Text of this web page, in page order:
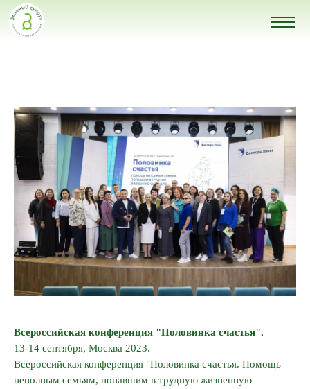
Всероссийская конференция "Половинка счастья".
13-14 сентября, Москва 2023.
Всероссийская конференция "Половинка счастья. Помощь
неполным семьям, попавшим в трудную жизненную